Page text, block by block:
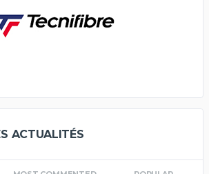
ACTUALITÉS